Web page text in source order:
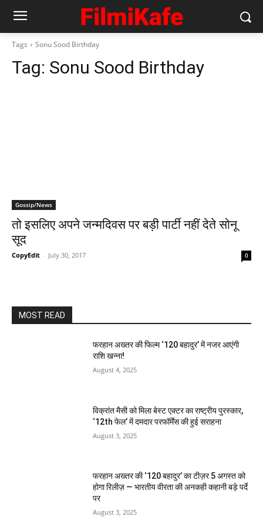
Tags Sonu Sood Birthday
Tag: Sonu Sood Birthday
Gossip/News
तो इसलिए अपने जन्मदिवस पर बड़ी पार्टी नहीं देते सोनू
सूद
CopyEdit - July 30, 2017 0
MOST READ
फरहान अख्तर की फिल्म ‘120 बहादुर’ में नजर आएंगी
राशि खन्ना!
August 4, 2025
विक्रांत मैसी को मिला बेस्ट एक्टर का राष्ट्रीय पुरस्कार,
‘12th फेल’ में दमदार परफॉर्मेंस की हुई सराहना
August 3, 2025
फरहान अख्तर की ‘120 बहादुर’ का टीज़र 5 अगस्त को
होगा रिलीज़ — भारतीय वीरता की अनकही कहानी बड़े पर्दे
पर
August 3, 2025